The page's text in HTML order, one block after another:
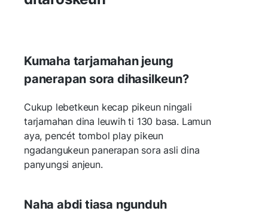
Kumaha tarjamahan jeung
panerapan sora dihasilkeun?
Cukup lebetkeun kecap pikeun ningali
tarjamahan dina leuwih ti 130 basa. Lamun
aya, pencét tombol play pikeun
ngadangukeun panerapan sora asli dina
panyungsi anjeun.
Naha abdi tiasa ngunduh